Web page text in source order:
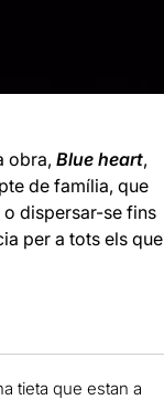
obra, Blue heart,
de família, que
dispersar-se fins
per a tots els que
tieta que estan a